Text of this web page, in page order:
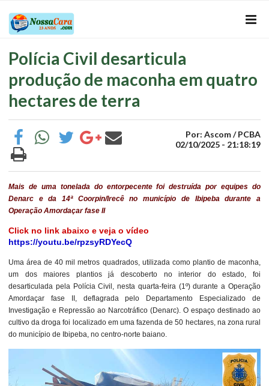
Polícia Civil desarticula
produção de maconha em quatro
hectares de terra
Por: Ascom / PCBA
02/10/2025 - 21:18:19
Mais de uma tonelada do entorpecente foi destruída por equipes do
Denarc e da 14ª Coorpin/Irecê no município de Ibipeba durante a
Operação Amordaçar fase II
Click no link abaixo e veja o vídeo
https://youtu.be/rpzsyRDYecQ
Uma área de 40 mil metros quadrados, utilizada como plantio de maconha,
um dos maiores plantios já descoberto no interior do estado, foi
desarticulada pela Polícia Civil, nesta quarta-feira (1º) durante a Operação
Amordaçar fase II, deflagrada pelo Departamento Especializado de
Investigação e Repressão ao Narcotráfico (Denarc). O espaço destinado ao
cultivo da droga foi localizado em uma fazenda de 50 hectares, na zona rural
do município de Ibipeba, no centro-norte baiano.